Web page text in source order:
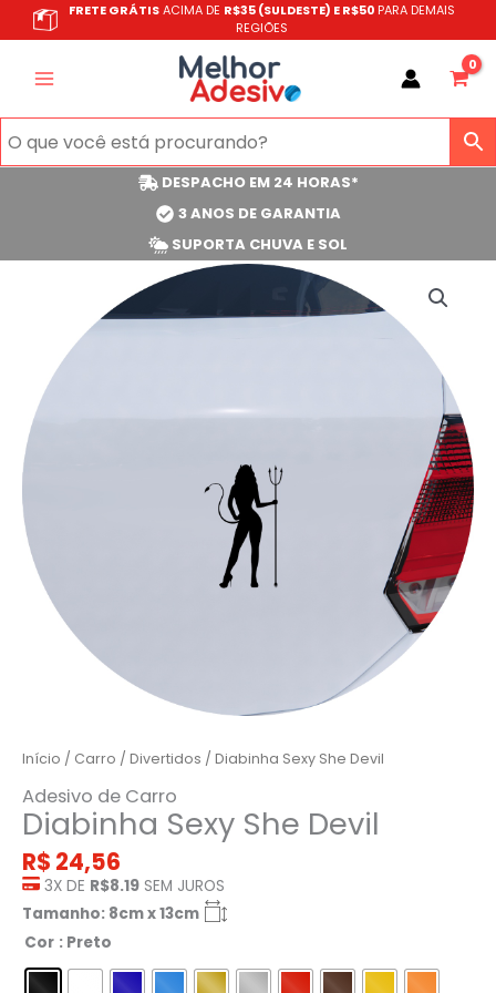
para
FRETE GRÁTISACIMA DE R$35 (SULDESTE) E R$50 PARA DEMAIS
REGIÕES
DESPACHO EM 24 HORAS*
3 ANOS DE GARANTIA
SUPORTA CHUVA E SOL
Início / Carro / Divertidos / Diabinha Sexy She Devil
Adesivo de Carro
Diabinha Sexy She Devil
R$ 24,56
3X DE R$8.19 SEM JUROS
Tamanho: 8cm x 13cm
Cor : Preto